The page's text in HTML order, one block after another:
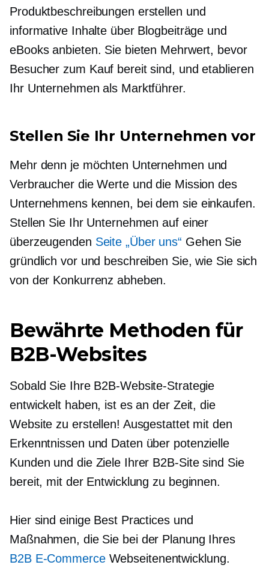
Produktbeschreibungen erstellen und
informative Inhalte über Blogbeiträge und
eBooks anbieten. Sie bieten Mehrwert, bevor
Besucher zum Kauf bereit sind, und etablieren
Ihr Unternehmen als Marktführer.
Stellen Sie Ihr Unternehmen vor
Mehr denn je möchten Unternehmen und
Verbraucher die Werte und die Mission des
Unternehmens kennen, bei dem sie einkaufen.
Stellen Sie Ihr Unternehmen auf einer
überzeugenden Seite „Über uns“ Gehen Sie
gründlich vor und beschreiben Sie, wie Sie sich
von der Konkurrenz abheben.
Bewährte Methoden für
B2B-Websites
Sobald Sie Ihre B2B-Website-Strategie
entwickelt haben, ist es an der Zeit, die
Website zu erstellen! Ausgestattet mit den
Erkenntnissen und Daten über potenzielle
Kunden und die Ziele Ihrer B2B-Site sind Sie
bereit, mit der Entwicklung zu beginnen.
Hier sind einige Best Practices und
Maßnahmen, die Sie bei der Planung Ihres
B2B E-CommerceWebseitenentwicklung.